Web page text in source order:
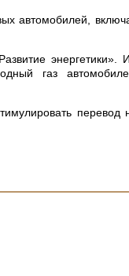
автомобилей,
энергетики».
газ
перевод